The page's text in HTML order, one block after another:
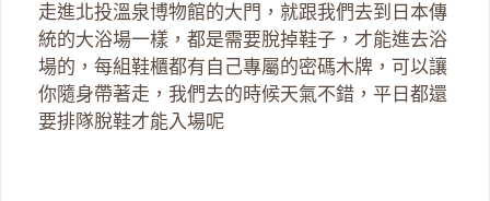
走進北投溫泉博物館的大門，就跟我們去到日本傳
統的大浴場一樣，都是需要脫掉鞋子，才能進去浴
場的，每組鞋櫃都有自己專屬的密碼木牌，可以讓
你隨身帶著走，我們去的時候天氣不錯，平日都還
要排隊脫鞋才能入場呢